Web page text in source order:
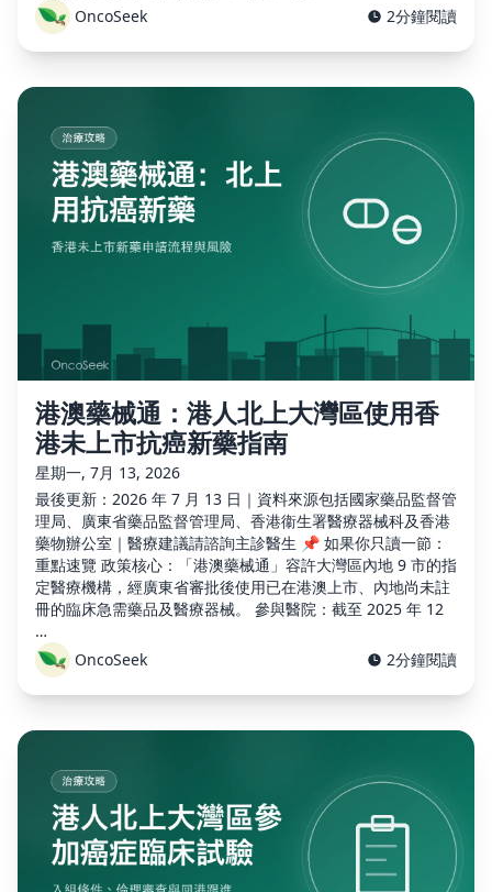
OncoSeek
2分鐘閱讀
港澳藥械通：港人北上大灣區使用香
港未上市抗癌新藥指南
星期一, 7月 13, 2026
最後更新：2026 年 7 月 13 日｜資料來源包括國家藥品監督管
理局、廣東省藥品監督管理局、香港衞生署醫療器械科及香港
藥物辦公室｜醫療建議請諮詢主診醫生 📌 如果你只讀一節：
重點速覽 政策核心：「港澳藥械通」容許大灣區內地 9 市的指
定醫療機構，經廣東省審批後使用已在港澳上市、內地尚未註
冊的臨床急需藥品及醫療器械。 參與醫院：截至 2025 年 12
…
OncoSeek
2分鐘閱讀